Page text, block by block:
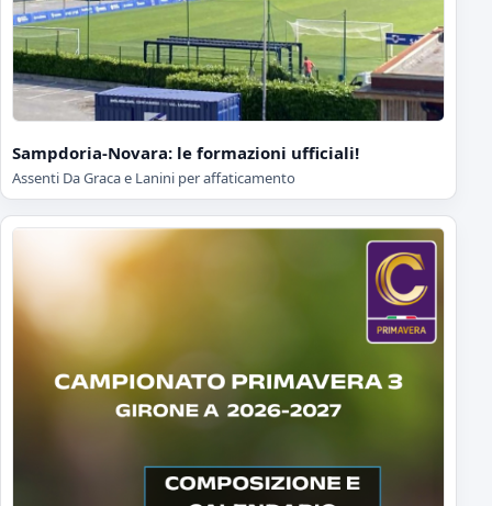
Sampdoria-Novara: le formazioni ufficiali!
Assenti Da Graca e Lanini per affaticamento